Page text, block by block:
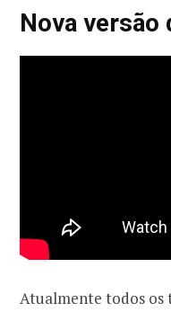
Nova versão
Atualmente todos os